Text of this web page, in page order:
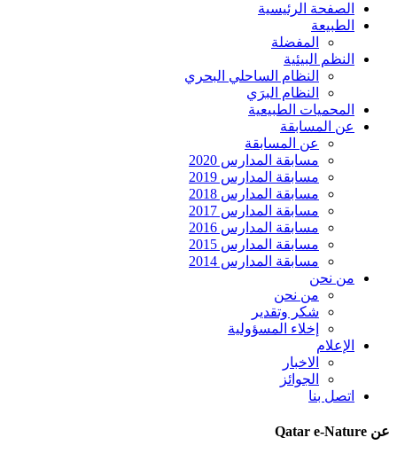
الصفحة الرئيسية
الطبيعة
المفضلة
النظم البيئية
النظام الساحلي البحري
النظام البرَي
المحميات الطبيعية
عن المسابقة
عن المسابقة
مسابقة المدارس 2020
مسابقة المدارس 2019
مسابقة المدارس 2018
مسابقة المدارس 2017
مسابقة المدارس 2016
مسابقة المدارس 2015
مسابقة المدارس 2014
من نحن
من نحن
شكر وتقدير
إخلاء المسؤولية
الإعلام
الاخبار
الجوائز
اتصل بنا
عن Qatar e-Nature